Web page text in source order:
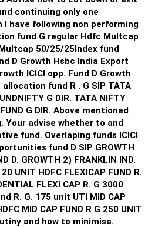
लग सकता है, लेकिन परिणाम उतने ही
होगा कि क्या यह गलत संरेखण आपके होंठों
बोलने में कठिनाई, या भोजन के फंसने
कर रहा है, या भविष्य में पैदा होने की संभावना
संबंधी कारणों से ही उपचार चुन सकते हैं।
से परामर्श करना होगा जो आपके दांतों का
सलाह दे सके। वे आपको उपचार का सबसे
और आपकी आवश्यकताओं के अनुरूप योजना
continuing only one
I have following non performing
fund G regular Hdfc Multcap
India Export
D Growth
fund R . G SIP TATA
G DIR. TATA NIFTY
G DIR. Above mentioned
Your advise whether to and
fund. Overlaping funds ICICI
fund D SIP GROWTH
2) FRANKLIN IND.
FUND R.
and how to minimise.